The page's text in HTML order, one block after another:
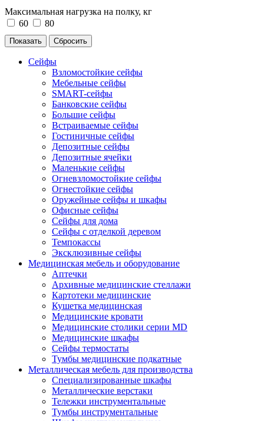
Максимальная нагрузка на полку, кг
60
80
Сейфы
Взломостойкие сейфы
Мебельные сейфы
SMART-сейфы
Банковские сейфы
Большие сейфы
Встраиваемые сейфы
Гостиничные сейфы
Депозитные сейфы
Депозитные ячейки
Маленькие сейфы
Огневзломостойкие сейфы
Огнестойкие сейфы
Оружейные сейфы и шкафы
Офисные сейфы
Сейфы для дома
Сейфы с отделкой деревом
Темпокассы
Эксклюзивные сейфы
Медицинская мебель и оборудование
Аптечки
Архивные медицинские стеллажи
Картотеки медицинские
Кушетка медицинская
Медицинские кровати
Медицинские столики серии MD
Медицинские шкафы
Сейфы термостаты
Тумбы медицинские подкатные
Металлическая мебель для производства
Cпециализированные шкафы
Металлические верстаки
Тележки инструментальные
Тумбы инструментальные